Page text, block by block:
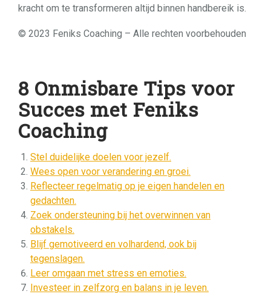
kracht om te transformeren altijd binnen handbereik is.
© 2023 Feniks Coaching – Alle rechten voorbehouden
8 Onmisbare Tips voor
Succes met Feniks
Coaching
Stel duidelijke doelen voor jezelf.
Wees open voor verandering en groei.
Reflecteer regelmatig op je eigen handelen en
gedachten.
Zoek ondersteuning bij het overwinnen van
obstakels.
Blijf gemotiveerd en volhardend, ook bij
tegenslagen.
Leer omgaan met stress en emoties.
Investeer in zelfzorg en balans in je leven.